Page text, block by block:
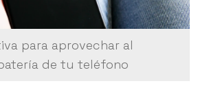
para aprovechar al
de tu teléfono